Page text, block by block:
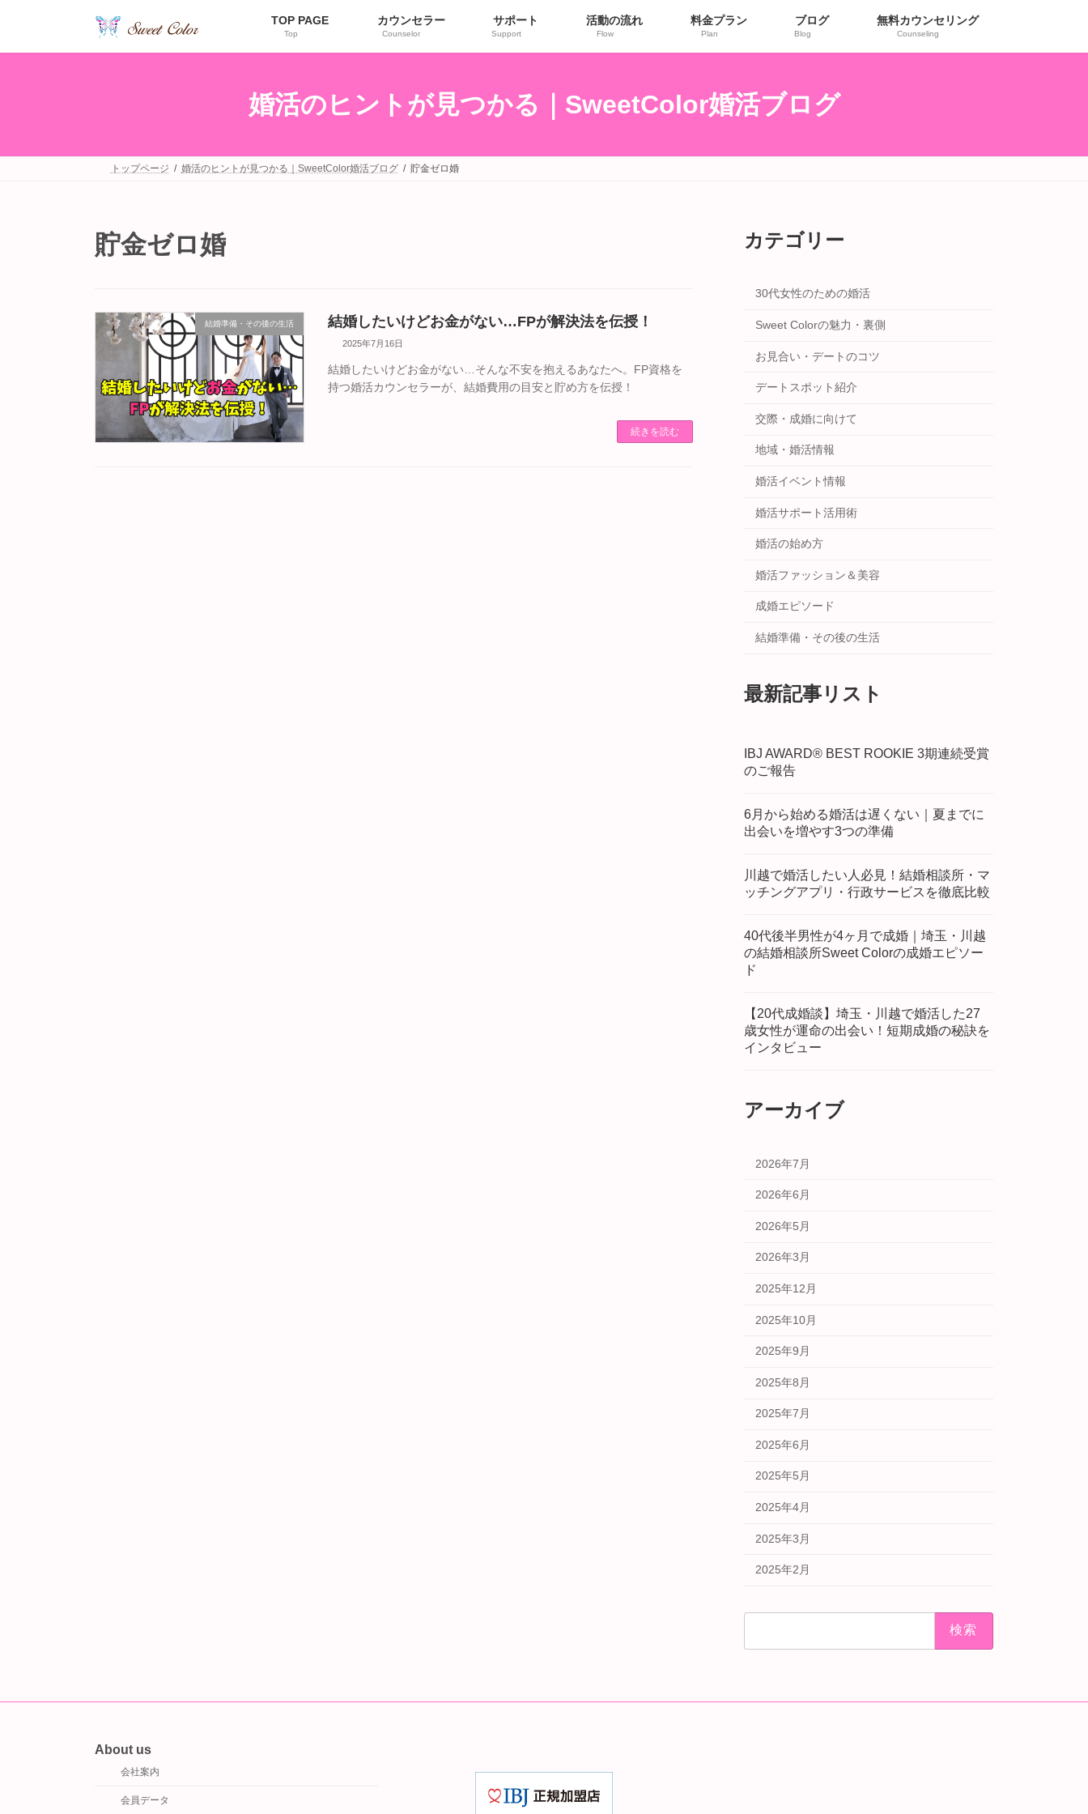
プ
動
TOP PAGE
Top
カウンセラー
Counselor
サポート
Support
活動の流れ
Flow
料金プラン
Plan
ブログ
Blog
無料カウンセリング
Counseling
婚活のヒントが見つかる｜SweetColor婚活ブログ
トップページ 婚活のヒントが見つかる｜SweetColor婚活ブログ 貯金ゼロ婚
貯金ゼロ婚
結婚準備・その後の生活 結婚したいけどお金がない…FPが解決法を伝授！
2025年7月16日
結婚したいけどお金がない…そんな不安を抱えるあなたへ。FP資格を
持つ婚活カウンセラーが、結婚費用の目安と貯め方を伝授！
続きを読む
カテゴリー
30代女性のための婚活
Sweet Colorの魅力・裏側
お見合い・デートのコツ
デートスポット紹介
交際・成婚に向けて
地域・婚活情報
婚活イベント情報
婚活サポート活用術
婚活の始め方
婚活ファッション＆美容
成婚エピソード
結婚準備・その後の生活
最新記事リスト
IBJ AWARD® BEST ROOKIE 3期連続受賞
のご報告
6月から始める婚活は遅くない｜夏までに
出会いを増やす3つの準備
川越で婚活したい人必見！結婚相談所・マ
ッチングアプリ・行政サービスを徹底比較
40代後半男性が4ヶ月で成婚｜埼玉・川越
の結婚相談所Sweet Colorの成婚エピソー
ド
【20代成婚談】埼玉・川越で婚活した27
歳女性が運命の出会い！短期成婚の秘訣を
インタビュー
アーカイブ
2026年7月
2026年6月
2026年5月
2026年3月
2025年12月
2025年10月
2025年9月
2025年8月
2025年7月
2025年6月
2025年5月
2025年4月
2025年3月
2025年2月
About us
会社案内
会員データ